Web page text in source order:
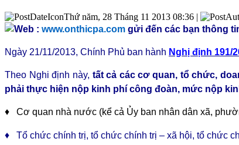
Thứ năm, 28 Tháng 11 2013 08:36 |
Web : www.onthicpa.com gửi đến các bạn thông
Ngày 21/11/2013, Chính Phủ ban hành Nghị định 191/
Theo Nghi định này, tất cả các cơ quan, tổ chức,
phải thực hiện nộp kinh phí công đoàn, mức nộp
♦ Cơ quan nhà nước (kể cả Ủy ban nhân dân xã,
♦ Tổ chức chính trị, tổ chức chính trị – xã hội, tổ chức